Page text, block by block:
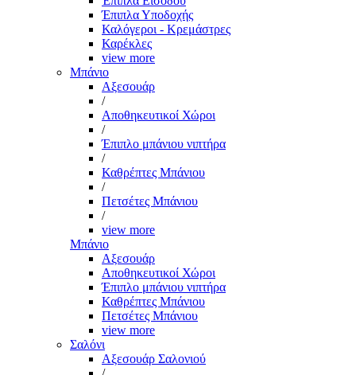
Έπιπλα Υποδοχής
Καλόγεροι - Κρεμάστρες
Καρέκλες
view more
Μπάνιο
Αξεσουάρ
/
Αποθηκευτικοί Χώροι
/
Έπιπλο μπάνιου νιπτήρα
/
Καθρέπτες Μπάνιου
/
Πετσέτες Μπάνιου
/
view more
Μπάνιο
Αξεσουάρ
Αποθηκευτικοί Χώροι
Έπιπλο μπάνιου νιπτήρα
Καθρέπτες Μπάνιου
Πετσέτες Μπάνιου
view more
Σαλόνι
Αξεσουάρ Σαλονιού